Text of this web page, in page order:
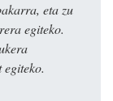
eta zu
egiteko.